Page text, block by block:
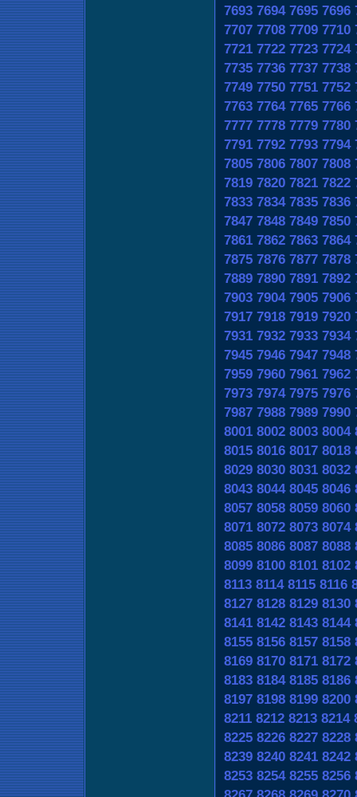
7693 7694 7695 7696
7707 7708 7709 7710
7721 7722 7723 7724
7735 7736 7737 7738
7749 7750 7751 7752
7763 7764 7765 7766
7777 7778 7779 7780
7791 7792 7793 7794
7805 7806 7807 7808
7819 7820 7821 7822
7833 7834 7835 7836
7847 7848 7849 7850
7861 7862 7863 7864
7875 7876 7877 7878
7889 7890 7891 7892
7903 7904 7905 7906
7917 7918 7919 7920
7931 7932 7933 7934
7945 7946 7947 7948
7959 7960 7961 7962
7973 7974 7975 7976
7987 7988 7989 7990
8001 8002 8003 8004
8015 8016 8017 8018
8029 8030 8031 8032
8043 8044 8045 8046
8057 8058 8059 8060
8071 8072 8073 8074
8085 8086 8087 8088
8099 8100 8101 8102
8113 8114 8115 8116
8127 8128 8129 8130
8141 8142 8143 8144
8155 8156 8157 8158
8169 8170 8171 8172
8183 8184 8185 8186
8197 8198 8199 8200
8211 8212 8213 8214
8225 8226 8227 8228
8239 8240 8241 8242
8253 8254 8255 8256